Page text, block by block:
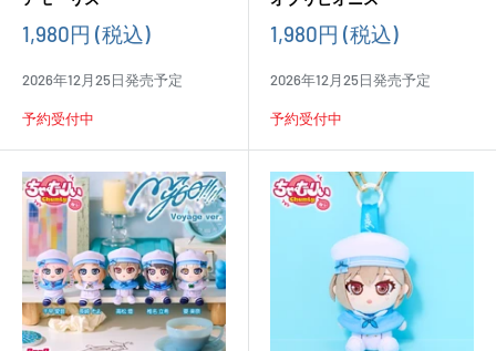
販
価
1,980円 (税込)
2026年12月25日発売予定
予約受付中
販
価
1,980円 (税込)
2026年12月25日発売予定
予約受付中